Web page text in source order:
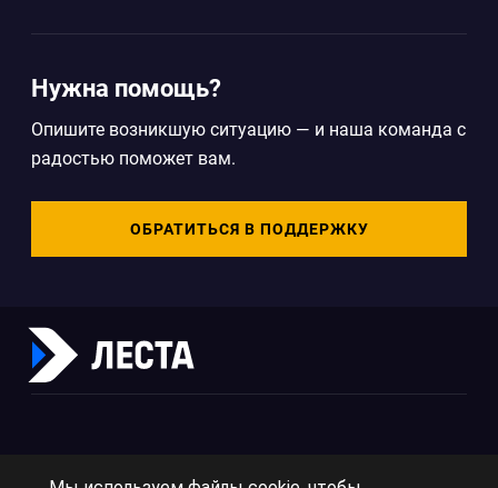
Нужна помощь?
Опишите возникшую ситуацию — и наша команда с
радостью поможет вам.
ОБРАТИТЬСЯ В ПОДДЕРЖКУ